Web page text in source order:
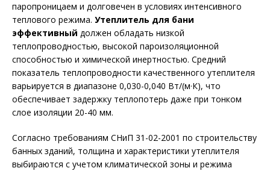
паропроницаем и долговечен в условиях интенсивного
теплового режима. Утеплитель для бани
эффективный должен обладать низкой
теплопроводностью, высокой пароизоляционной
способностью и химической инертностью. Средний
показатель теплопроводности качественного утеплителя
варьируется в диапазоне 0,030-0,040 Вт/(м·К), что
обеспечивает задержку теплопотерь даже при тонком
слое изоляции 20-40 мм.
Согласно требованиям СНиП 31-02-2001 по строительству
банных зданий, толщина и характеристики утеплителя
выбираются с учетом климатической зоны и режима